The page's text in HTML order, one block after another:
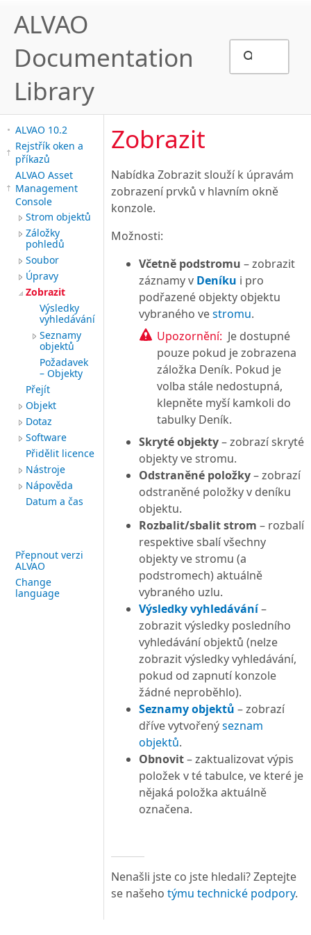
ALVAO
Documentation
Library
ALVAO 10.2
Rejstřík oken a
příkazů
ALVAO Asset
Management
Console
Strom objektů
Záložky
pohledů
Soubor
Úpravy
Zobrazit
Výsledky
vyhledávání
Seznamy
objektů
Požadavek
– Objekty
Přejít
Objekt
Dotaz
Software
Přidělit licence
Nástroje
Nápověda
Datum a čas
Přepnout verzi
ALVAO
Change
language
Zobrazit
Nabídka Zobrazit slouží k úpravám
zobrazení prvků v hlavním okně
konzole.
Možnosti:
Včetně podstromu – zobrazit
záznamy v Deníku i pro
podřazené objekty objektu
vybraného vestromu.
Upozornění: Je dostupné
pouze pokud je zobrazena
záložka Deník. Pokud je
volba stále nedostupná,
klepněte myší kamkoli do
tabulky Deník.
Skryté objekty– zobrazí skryté
objekty ve stromu.
Odstraněné položky– zobrazí
odstraněné položky v deníku
objektu.
Rozbalit/sbalit strom – rozbalí
respektive sbalí všechny
objekty ve stromu (a
podstromech) aktuálně
vybraného uzlu.
Výsledky vyhledávání–
zobrazit výsledky posledního
vyhledávání objektů (nelze
zobrazit výsledky vyhledávání,
pokud od zapnutí konzole
žádné neproběhlo).
Seznamy objektů – zobrazí
dříve vytvořenýseznam
objektů.
Obnovit– zaktualizovat výpis
položek v té tabulce, ve které je
nějaká položka aktuálně
označena.
Nenašli jste co jste hledali? Zeptejte
se našeho týmu technické podpory.